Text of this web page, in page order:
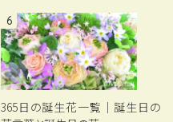
6
365日の誕生花一覧｜誕生日の